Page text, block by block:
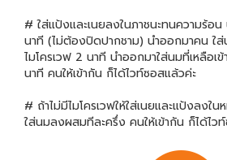
# ใส่แป้งและเนยลงในภาชนะทนความร้อน
นาที (ไม่ต้องปิดปากชาม) นำออกมาคน ใส่
ไมโครเวฟ 2 นาที นำออกมาใส่นมที่เหลือเ
นาที คนให้เข้ากัน ก็ได้ไวท์ซอสแล้วค่ะ
# ถ้าไม่มีไมโครเวฟให้ใส่เนยและแป้งลงใ
ใส่นมลงผสมทีละครึ่ง คนให้เข้ากัน ก็ได้ไว